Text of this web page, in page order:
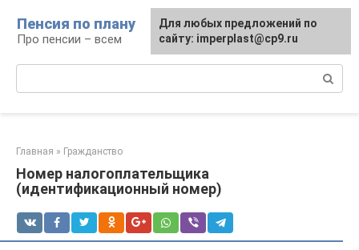
контенту
Пенсия по плану
Про пенсии – всем
Главная » Гражданство
Номер налогоплательщика
(идентификационный номер)
Для любых предложений по
сайту: imperplast@cp9.ru